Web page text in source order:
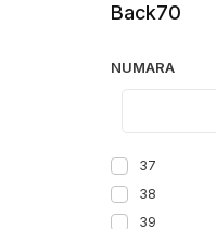
Back70
NUMARA
37
38
39